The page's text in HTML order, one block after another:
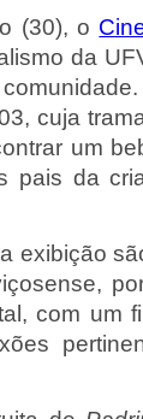
(30), o
da
cuja
um
pais da
exibição
com um